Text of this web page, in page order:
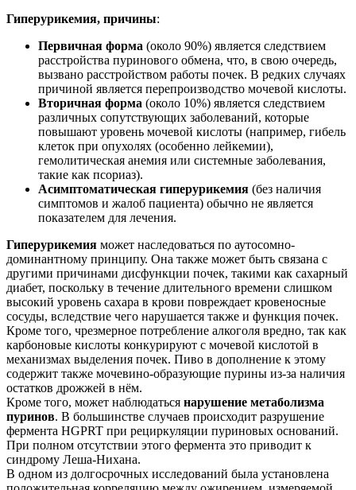
Гиперурикемия, причины:
Первичная форма (около 90%) является следствием
расстройства пуринового обмена, что, в свою очередь,
вызвано расстройством работы почек. В редких случаях
причиной является перепроизводство мочевой кислоты.
Вторичная форма (около 10%) является следствием
различных сопутствующих заболеваний, которые
повышают уровень мочевой кислоты (например, гибель
клеток при опухолях (особенно лейкемии),
гемолитическая анемия или системные заболевания,
такие как псориаз).
Асимптоматическая гиперурикемия (без наличия
симптомов и жалоб пациента) обычно не является
показателем для лечения.
Гиперурикемия может наследоваться по аутосомно-
доминантному принципу. Она также может быть связана с
другими причинами дисфункции почек, такими как сахарный
диабет, поскольку в течение длительного времени слишком
высокий уровень сахара в крови повреждает кровеносные
сосуды, вследствие чего нарушается также и функция почек.
Кроме того, чрезмерное потребление алкоголя вредно, так как
карбоновые кислоты конкурируют с мочевой кислотой в
механизмах выделения почек. Пиво в дополнение к этому
содержит также мочевино-образующие пурины из-за наличия
остатков дрожжей в нём.
Кроме того, может наблюдаться нарушение метаболизма
пуринов. В большинстве случаев происходит разрушение
фермента HGPRT при рециркуляции пуриновых оснований.
При полном отсутствии этого фермента это приводит к
синдрому Леша-Нихана.
В одном из долгосрочных исследований была установлена